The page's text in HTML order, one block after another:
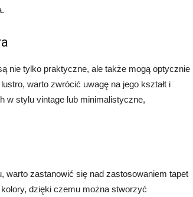
nie tylko praktyczne, ale także mogą optycznie
warto zwrócić uwagę na jego kształt i
w stylu vintage lub minimalistyczne,
warto zastanowić się nad zastosowaniem tapet
dzięki czemu można stworzyć